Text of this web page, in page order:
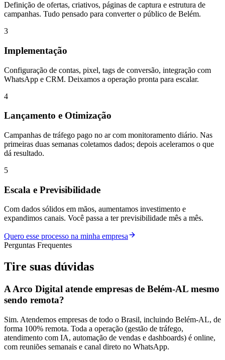
Definição de ofertas, criativos, páginas de captura e estrutura de
campanhas. Tudo pensado para converter o público de Belém.
3
Implementação
Configuração de contas, pixel, tags de conversão, integração com
WhatsApp e CRM. Deixamos a operação pronta para escalar.
4
Lançamento e Otimização
Campanhas de tráfego pago no ar com monitoramento diário. Nas
primeiras duas semanas coletamos dados; depois aceleramos o que
dá resultado.
5
Escala e Previsibilidade
Com dados sólidos em mãos, aumentamos investimento e
expandimos canais. Você passa a ter previsibilidade mês a mês.
Quero esse processo na minha empresa
Perguntas Frequentes
Tire suas dúvidas
A Arco Digital atende empresas de Belém-AL mesmo
sendo remota?
Sim. Atendemos empresas de todo o Brasil, incluindo Belém-AL, de
forma 100% remota. Toda a operação (gestão de tráfego,
atendimento com IA, automação de vendas e dashboards) é online,
com reuniões semanais e canal direto no WhatsApp.